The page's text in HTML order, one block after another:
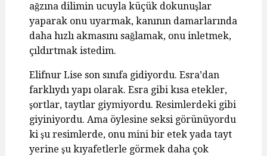
ağzına dilimin ucuyla küçük dokunuşlar
yaparak onu uyarmak, kanının damarlarında
daha hızlı akmasını sağlamak, onu inletmek,
çıldırtmak istedim.
Elifnur Lise son sınıfa gidiyordu. Esra’dan
farklıydı yapı olarak. Esra gibi kısa etekler,
şortlar, taytlar giymiyordu. Resimlerdeki gibi
giyiniyordu. Ama öylesine seksi görünüyordu
ki şu resimlerde, onu mini bir etek yada tayt
yerine şu kıyafetlerle görmek daha çok